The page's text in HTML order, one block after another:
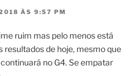
ÀS 9:57 PM
ruim mas pelo menos está
resultados de hoje, mesmo que
no G4. Se empatar